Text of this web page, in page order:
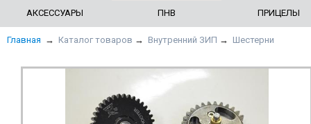
АКСЕССУАРЫ ПНВ ПРИЦЕЛЫ
Главная → Каталог товаров → Внутренний ЗИП → Шестерни